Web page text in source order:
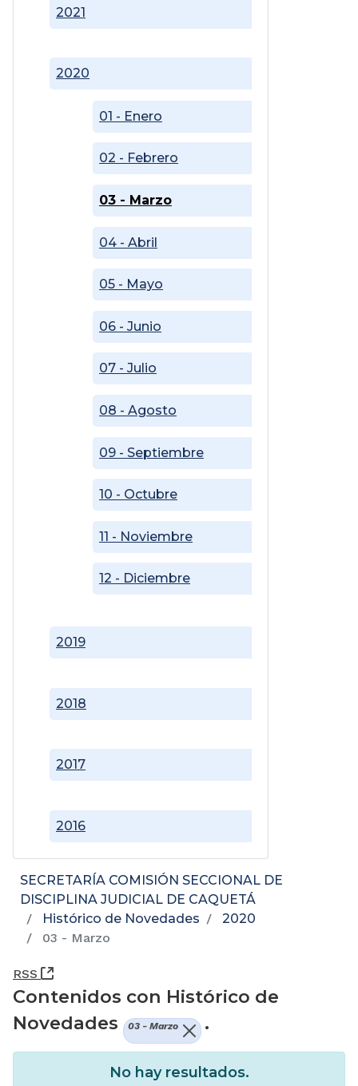
2016
2017
2018
2019
2020
01 - Enero
02 - Febrero
03 - Marzo
04 - Abril
05 - Mayo
06 - Junio
07 - Julio
08 - Agosto
09 - Septiembre
10 - Octubre
11 - Noviembre
12 - Diciembre
2021
SECRETARÍA COMISIÓN SECCIONAL DE
DISCIPLINA JUDICIAL DE CAQUETÁ
Histórico de Novedades
2020
03 - Marzo
RSS (Abre una nueva ventana)
Contenidos con Histórico de
Novedades
03 - Marzo .
No hay resultados.